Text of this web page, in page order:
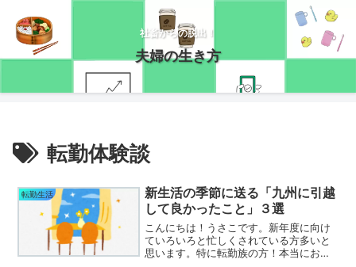
社畜からの脱出！
夫婦の生き方
転勤体験談
転勤生活
新生活の季節に送る「九州に引越
して良かったこと」３選
こんにちは！うさこです。新年度に向け
ていろいろと忙しくされている方多いと
思います。特に転勤族の方！本当にお疲